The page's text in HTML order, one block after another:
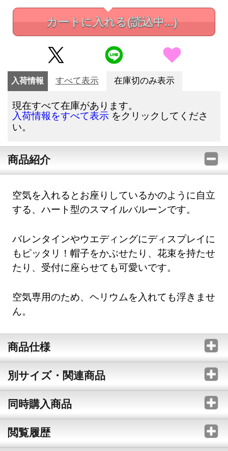
カートに入れる(読込中...)
入荷情報 すべて表示 在庫切のみ表示
現在すべて在庫があります。
入荷情報をすべて表示 をクリックしてくださ
い。
商品紹介
空気を入れるとお座りしているかのように自立
する、ハート型のスマイルバルーンです。
バレンタインやウエディングにディスプレイに
もピッタリ！帽子をかぶせたり、花束を持たせ
たり、受付に座らせても可愛いです。
空気専用のため、ヘリウムを入れても浮きませ
ん。
商品仕様
別サイズ・関連商品
同時購入商品
閲覧履歴